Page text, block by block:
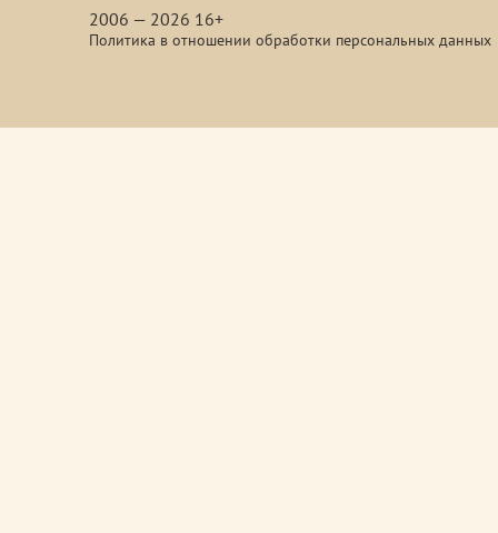
2006 — 2026 16+
Политика в отношении обработки персональных данных